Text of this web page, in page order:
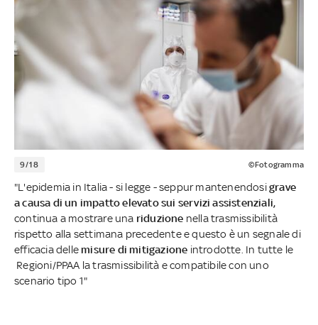
9/18 ©Fotogramma
"L'epidemia in Italia - si legge - seppur mantenendosigrave
a causa di un impatto elevato sui servizi assistenziali,
continua a mostrare una riduzione nella trasmissibilità
rispetto alla settimana precedente e questo è un segnale di
efficacia delle misure di mitigazione introdotte. In tutte le
Regioni/PPAA la trasmissibilità e compatibile con uno
scenario tipo 1"